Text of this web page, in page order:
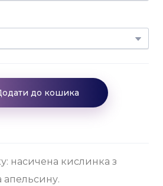
до кошика
насичена кислинка з
апельсину.